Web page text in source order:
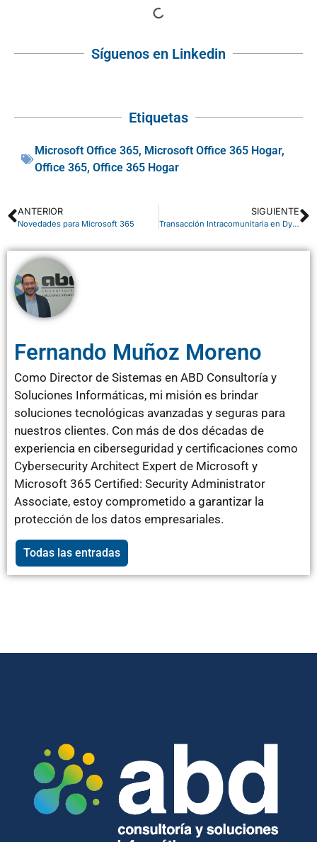
Síguenos en Linkedin
Etiquetas
Microsoft Office 365, Microsoft Office 365 Hogar,
Office 365, Office 365 Hogar
ANTERIOR
Novedades para Microsoft 365
SIGUIENTE
Transacción Intracomunitaria en Dynamics NAV
Fernando Muñoz Moreno
Como Director de Sistemas en ABD Consultoría y
Soluciones Informáticas, mi misión es brindar
soluciones tecnológicas avanzadas y seguras para
nuestros clientes. Con más de dos décadas de
experiencia en ciberseguridad y certificaciones como
Cybersecurity Architect Expert de Microsoft y
Microsoft 365 Certified: Security Administrator
Associate, estoy comprometido a garantizar la
protección de los datos empresariales.
Todas las entradas